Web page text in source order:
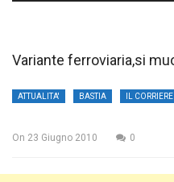
Variante ferroviaria,si
ATTUALITA' BASTIA
On 23 Giugno 2010 0